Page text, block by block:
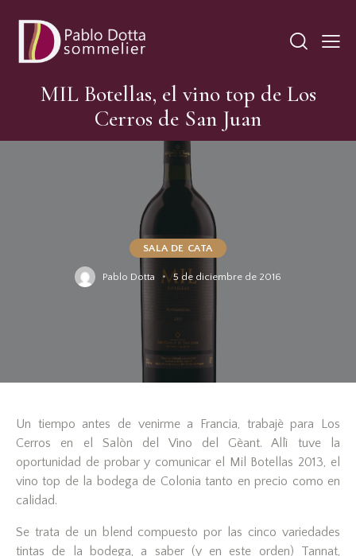
MIL Botellas, el vino top de Los
Cerros de San Juan
SALA DE CATA
Pablo Dotta 5 de diciembre de 2016
Un tiempo antes de venirme a Francia, trabajè para Los
Cerros en el Salòn del Vino del Gèant. Allì tuve la
oportunidad de probar y comunicar el Mil Botellas 2013, el
vino top de la bodega de Colonia tanto en precio como en
calidad.
Se trata de un blend compuesto por las cinco variedades
tintas de la bodega, a saber (y en este orden) Tannat,